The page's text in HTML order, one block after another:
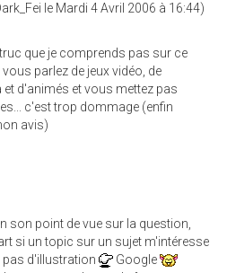
le Mardi 4 Avril 2006 à 16:44)
que je comprends pas sur ce
parlez de jeux vidéo, de
et d'animés et vous mettez pas
c'est trop dommage (enfin
avis)
son point de vue sur la question,
si un topic sur un sujet m'intéresse
pas d'illustration
Google